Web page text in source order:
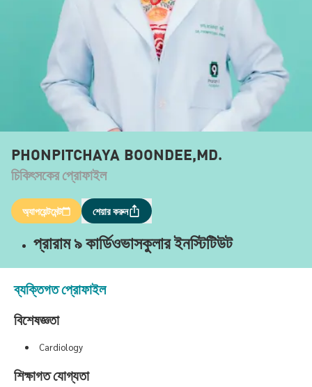
PHONPITCHAYA BOONDEE,MD.
চিকিৎসকের প্রোফাইল
অ্যাপয়েন্টমেন্ট শেয়ার করুন
প্রারাম ৯ কার্ডিওভাসকুলার ইনস্টিটিউট
ব্যক্তিগত প্রোফাইল
বিশেষজ্ঞতা
Cardiology
শিক্ষাগত যোগ্যতা